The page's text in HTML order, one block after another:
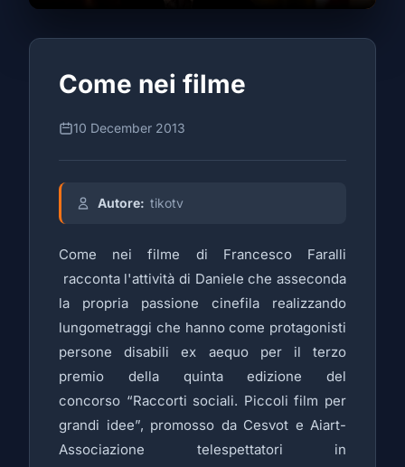
Come nei filme
10 December 2013
Autore: tikotv
Come nei filme di Francesco Faralli
racconta l'attività di Daniele che asseconda
la propria passione cinefila realizzando
lungometraggi che hanno come protagonisti
persone disabili ex aequo per il terzo
premio della quinta edizione del
concorso “Raccorti sociali. Piccoli film per
grandi idee”, promosso da Cesvot e Aiart-
Associazione telespettatori in